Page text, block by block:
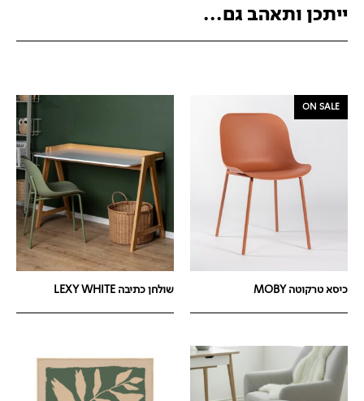
ייתכן ותאהב גם...
ON SALE
כיסא טרקוטה MOBY שולחן כתיבה LEXY WHITE